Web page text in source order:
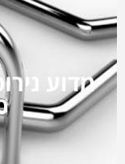
מדוע